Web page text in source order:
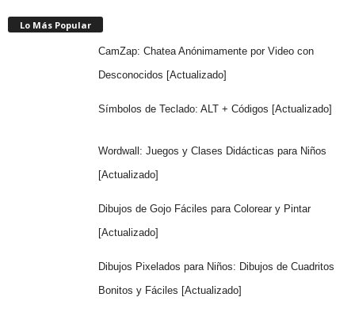
Lo Más Popular
CamZap: Chatea Anónimamente por Video con
Desconocidos [Actualizado]
Símbolos de Teclado: ALT + Códigos [Actualizado]
Wordwall: Juegos y Clases Didácticas para Niños
[Actualizado]
Dibujos de Gojo Fáciles para Colorear y Pintar
[Actualizado]
Dibujos Pixelados para Niños: Dibujos de Cuadritos
Bonitos y Fáciles [Actualizado]